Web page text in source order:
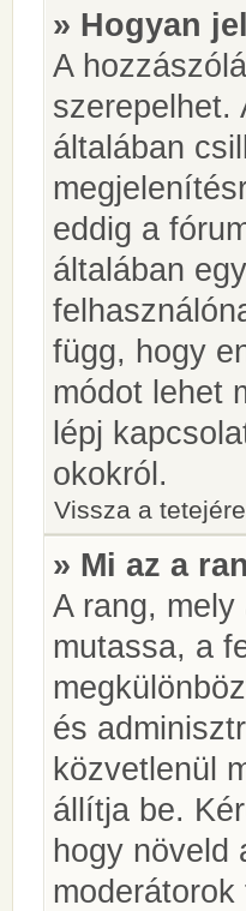
» Hogyan
A
szerepelhet.
általában
eddig a
általában
függ, hogy
módot lehet
lépj
okokról.
Vissza a tetejére
» Mi az a
A rang,
mutassa, a
és
közvetlenül
állítja be.
hogy növeld